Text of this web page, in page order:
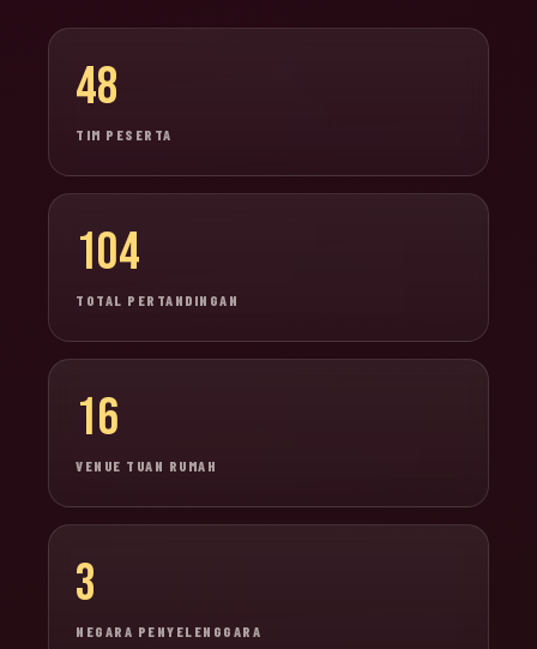
48
TIM PESERTA
104
TOTAL PERTANDINGAN
16
VENUE TUAN RUMAH
3
NEGARA PENYELENGGARA